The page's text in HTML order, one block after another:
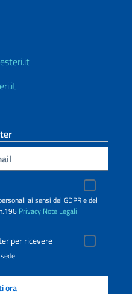
ai sensi del GDPR e del
Privacy Note Legali
per ricevere